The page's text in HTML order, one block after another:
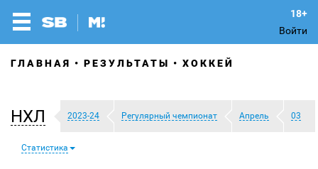
Войти
ГЛАВНАЯ РЕЗУЛЬТАТЫ ХОККЕЙ
НХЛ 2023-24 Регулярный чемпионат Апрель 03
Статистика